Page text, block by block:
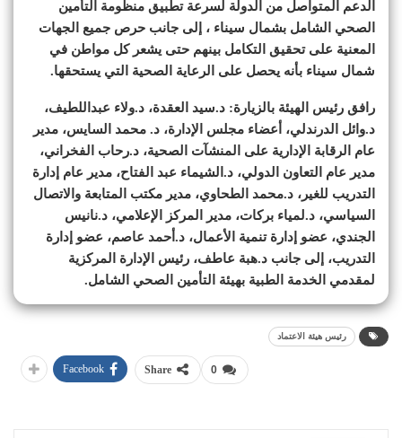
الدعم المتواصل من الدولة لسرعة تطبيق منظومة التأمين
الصحي الشامل بشمال سيناء ، إلى جانب حرص جميع الجهات
المعنية على تحقيق التكامل بينهم حتى يشعر كل مواطن في
شمال سيناء بأنه يحصل على الرعاية الصحية التي يستحقها.
رافق رئيس الهيئة بالزيارة: د.سيد العقدة، د.ولاء عبداللطيف،
د.وائل الدرندلي، أعضاء مجلس الإدارة، د. محمد السايس، مدير
عام الرقابة الإدارية على المنشآت الصحية، د.رحاب الفخراني،
مدير عام التعاون الدولي، د.الشيماء عبد الفتاح، مدير عام إدارة
التدريب للغير، د.محمد الطحاوي، مدير مكتب المتابعة والاتصال
السياسي، د.لمياء بركات، مدير المركز الإعلامي، د.نانيس
الجندي، عضو إدارة تنمية الأعمال، د.أحمد عاصم، عضو إدارة
التدريب، إلى جانب د.هبة عاطف، رئيس الإدارة المركزية
لمقدمي الخدمة الطبية بهيئة التأمين الصحي الشامل.
رئيس هيئة الاعتماد
0
Share
Facebook